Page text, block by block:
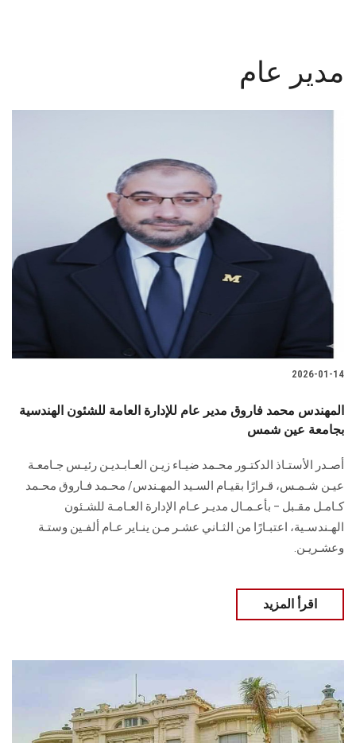
الطلاب
الزائـرون
سجل الان
مدير عام
2026-01-14
المهندس محمد فاروق مدير عام للإدارة العامة للشئون الهندسية
بجامعة عين شمس
أصـدر الأستـاذ الدكتـور محـمد ضيـاء زيـن العـابـديـن رئيـس جـامعـة
عيـن شـمـس، قـرارًا بقيـام السـيد المهـندس/ محـمد فـاروق محـمد
كـامـل مقـبل – بأعـمـال مديـر عـام الإدارة العـامـة للشـئون
الهـندسـية، اعتبـارًا من الثـاني عشـر مـن ينـاير عـام ألفـين وستـة
وعشـريـن.
اقرأ المزيد